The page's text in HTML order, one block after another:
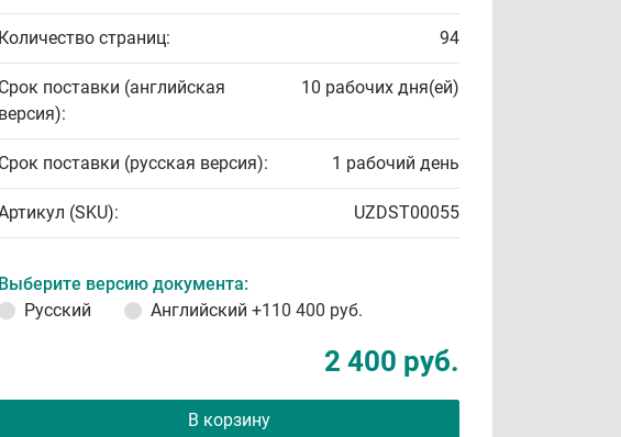
Количество страниц: 94
Срок поставки (английская
версия):
10 рабочих дня(ей)
Срок поставки (русская версия): 1 рабочий день
(SKU): UZDST00055
Выберите версию документа:
Русский
Английский +110 400 руб.
2 400 руб.
В корзину